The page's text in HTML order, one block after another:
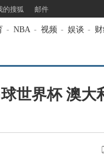
的搜狐 邮件
- NBA - 视频 - 娱谈 -
世界杯 澳大